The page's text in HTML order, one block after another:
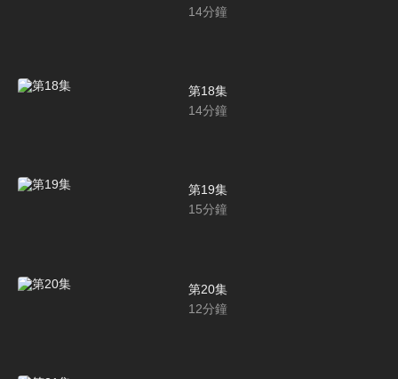
14分鐘
第18集
14分鐘
第19集
15分鐘
第20集
12分鐘